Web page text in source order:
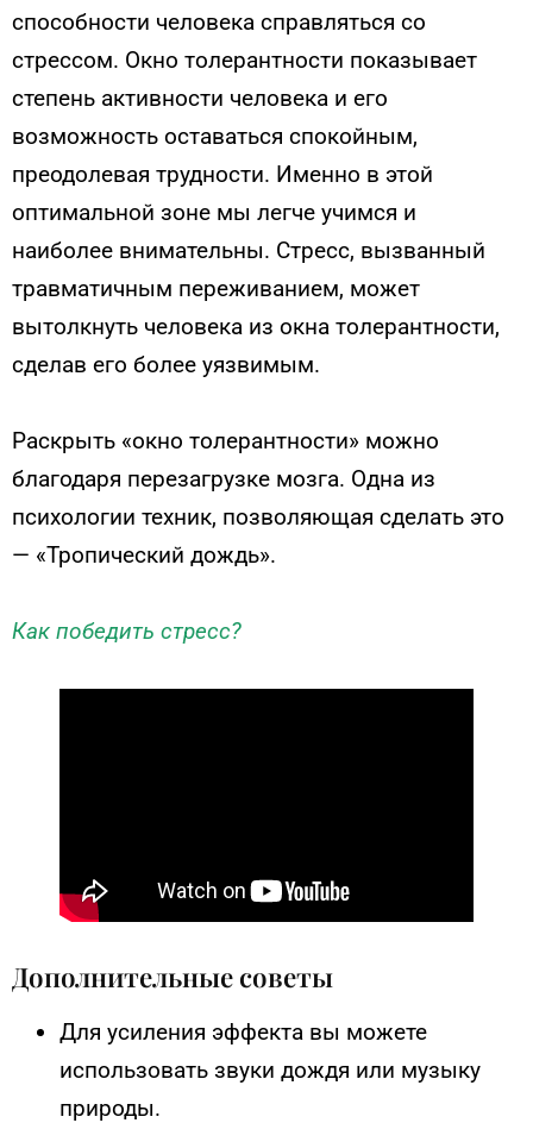
способности человека справляться со
стрессом. Окно толерантности показывает
степень активности человека и его
возможность оставаться спокойным,
преодолевая трудности. Именно в этой
оптимальной зоне мы легче учимся и
наиболее внимательны. Стресс, вызванный
травматичным переживанием, может
вытолкнуть человека из окна толерантности,
сделав его более уязвимым.
Раскрыть «окно толерантности» можно
благодаря перезагрузке мозга. Одна из
психологии техник, позволяющая сделать это
— «Тропический дождь».
Как победить стресс?
Дополнительные советы
Для усиления эффекта вы можете
использовать звуки дождя или музыку
природы.